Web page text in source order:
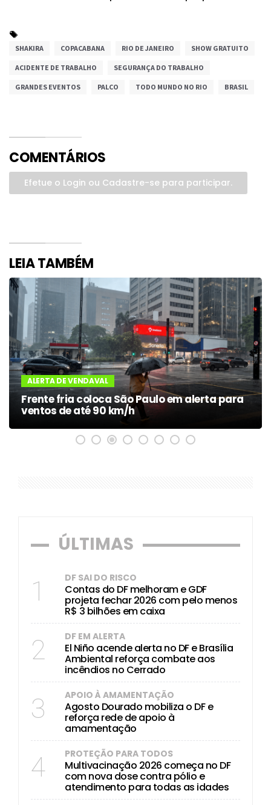
SHAKIRA COPACABANA RIO DE JANEIRO SHOW GRATUITO
ACIDENTE DE TRABALHO SEGURANÇA DO TRABALHO
GRANDES EVENTOS PALCO TODO MUNDO NO RIO BRASIL
COMENTÁRIOS
Efetue o Login ou Cadastre-se para participar.
LEIA TAMBÉM
ALERTA DE VENDAVAL
Frente fria coloca São Paulo em alerta para
ventos de até 90 km/h
ÚLTIMAS
1 DF SAI DO RISCO
Contas do DF melhoram e GDF
projeta fechar 2026 com pelo menos
R$ 3 bilhões em caixa
2 DF EM ALERTA
El Niño acende alerta no DF e Brasília
Ambiental reforça combate aos
incêndios no Cerrado
3 APOIO À AMAMENTAÇÃO
Agosto Dourado mobiliza o DF e
reforça rede de apoio à
amamentação
4 PROTEÇÃO PARA TODOS
Multivacinação 2026 começa no DF
com nova dose contra pólio e
atendimento para todas as idades